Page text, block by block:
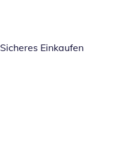
Sicheres Einkaufen